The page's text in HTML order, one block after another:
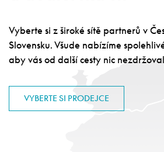
Vyberte si z široké sítě partnerů v
Slovensku. Všude nabízíme
aby vás od další cesty nic
VYBERTE SI PRODEJCE